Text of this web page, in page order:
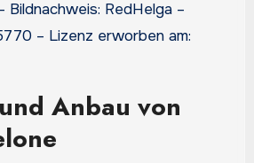
Bildnachweis: RedHelga –
– Lizenz erworben am:
Anbau von